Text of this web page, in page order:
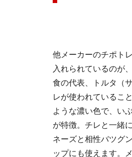
他メーカーのチポト
入れられているのが
食の代表、トルタ（
レが使われているこ
ような濃い色で、い
が特徴。チレと一緒
ネーズと相性バツグ
ップにも使えます。